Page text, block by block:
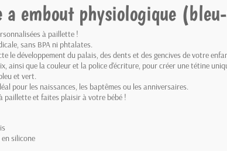
embout physiologique
à paillette !
sans BPA ni phtalates.
le développement du palais, des dents et des gencives de votre
ainsi que la couleur et la police d'écriture, pour créer une tétine
et vert.
pour les naissances, les baptêmes ou les anniversaires.
paillette et faites plaisir à votre bébé !
silicone